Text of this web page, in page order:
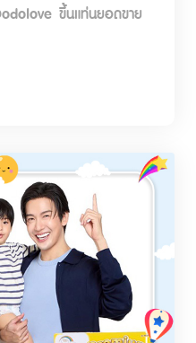
ขึ้นแท่นยอดขาย